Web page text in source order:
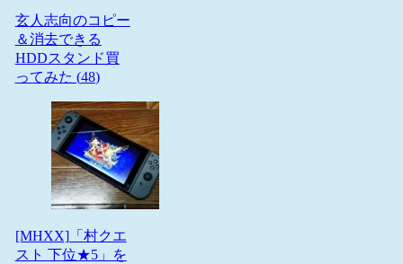
玄人志向のコピー
＆消去できる
HDDスタンド買
ってみた (48)
[MHXX]「村クエ
スト 下位★5」を